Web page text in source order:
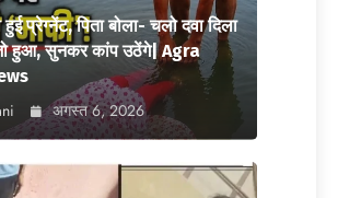
हुई प्रेग्नेंट, पिता बोला- चलो दवा दिला
हुआ, सुनकर कांप उठेंगे| Agra
अगस्त 6, 2026